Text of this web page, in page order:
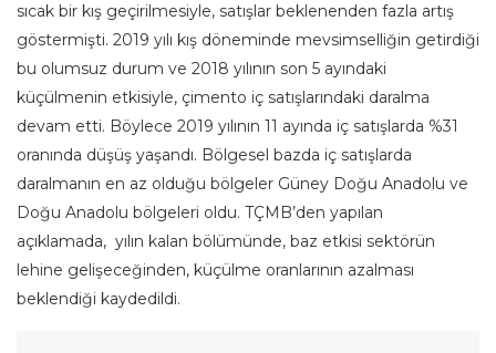
sıcak bir kış geçirilmesiyle, satışlar beklenenden fazla artış
göstermişti. 2019 yılı kış döneminde mevsimselliğin getirdiği
bu olumsuz durum ve 2018 yılının son 5 ayındaki
küçülmenin etkisiyle, çimento iç satışlarındaki daralma
devam etti. Böylece 2019 yılının 11 ayında iç satışlarda %31
oranında düşüş yaşandı. Bölgesel bazda iç satışlarda
daralmanın en az olduğu bölgeler Güney Doğu Anadolu ve
Doğu Anadolu bölgeleri oldu. TÇMB’den yapılan
açıklamada, yılın kalan bölümünde, baz etkisi sektörün
lehine gelişeceğinden, küçülme oranlarının azalması
beklendiği kaydedildi.